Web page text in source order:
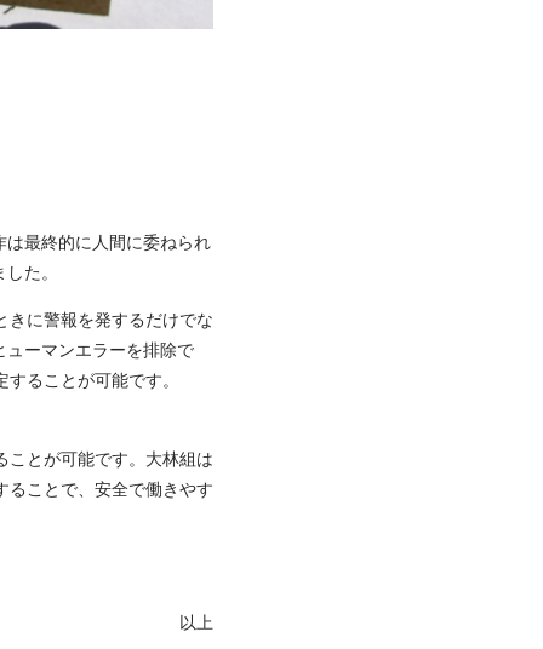
最終的に人間に委ねられ
た。
きに警報を発するだけでな
ーマンエラーを排除で
ることが可能です。
ことが可能です。大林組は
ることで、安全で働きやす
以上